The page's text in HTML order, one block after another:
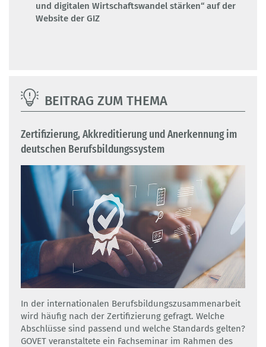
und digitalen Wirtschaftswandel stärken“ auf der
Website der GIZ
BEITRAG ZUM THEMA
Zertifizierung, Akkreditierung und Anerkennung im
deutschen Berufsbildungssystem
In der internationalen Berufsbildungszusammenarbeit
wird häufig nach der Zertifizierung gefragt. Welche
Abschlüsse sind passend und welche Standards gelten?
GOVET veranstaltete ein Fachseminar im Rahmen des